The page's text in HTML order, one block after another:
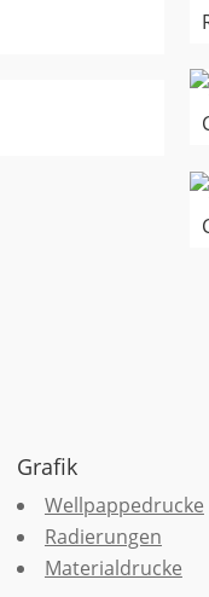
Grafik
Wellpappedrucke
Radierungen
Materialdrucke